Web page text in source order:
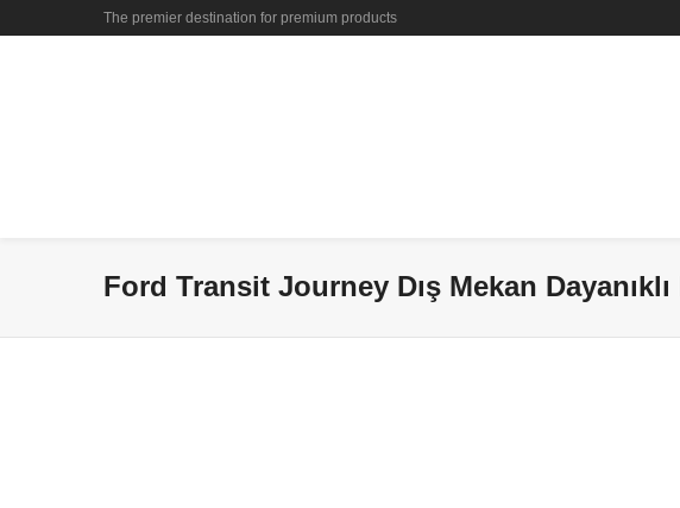
The premier destination for premium products
Ford Transit Journey Dış Mekan